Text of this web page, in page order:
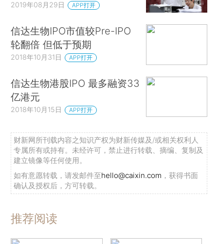
2019年08月29日 APP打开
信达生物IPO市值较Pre-IPO
轮翻倍 但低于预期
2018年10月31日 APP打开
信达生物港股IPO 最多融资33
亿港元
2018年10月15日 APP打开
财新网所刊载内容之知识产权为财新传媒及/或相关权利人
专属所有或持有。未经许可，禁止进行转载、摘编、复制及
建立镜像等任何使用。
如有意愿转载，请发邮件至hello@caixin.com ，获得书面
确认及授权后，方可转载。
推荐阅读